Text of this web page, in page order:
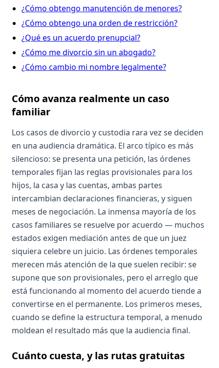
¿Cómo obtengo manutención de menores?
¿Cómo obtengo una orden de restricción?
¿Qué es un acuerdo prenupcial?
¿Cómo me divorcio sin un abogado?
¿Cómo cambio mi nombre legalmente?
Cómo avanza realmente un caso
familiar
Los casos de divorcio y custodia rara vez se deciden
en una audiencia dramática. El arco típico es más
silencioso: se presenta una petición, las órdenes
temporales fijan las reglas provisionales para los
hijos, la casa y las cuentas, ambas partes
intercambian declaraciones financieras, y siguen
meses de negociación. La inmensa mayoría de los
casos familiares se resuelve por acuerdo — muchos
estados exigen mediación antes de que un juez
siquiera celebre un juicio. Las órdenes temporales
merecen más atención de la que suelen recibir: se
supone que son provisionales, pero el arreglo que
está funcionando al momento del acuerdo tiende a
convertirse en el permanente. Los primeros meses,
cuando se define la estructura temporal, a menudo
moldean el resultado más que la audiencia final.
Cuánto cuesta, y las rutas gratuitas